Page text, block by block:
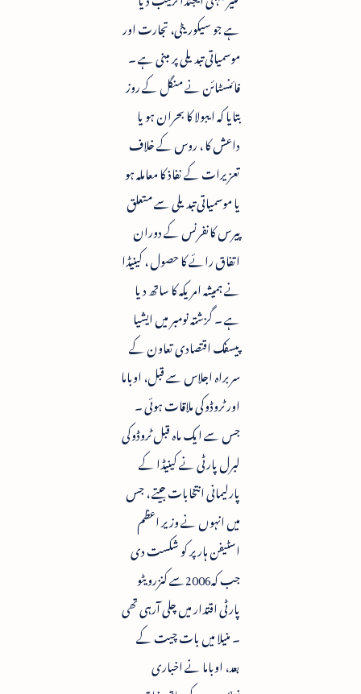
ہے جو سیکوریٹی، تجارت اور
موسمیاتی تبدیلی پر مبنی ہے ۔
فائنسٹائن نے منگل کے روز
بتایا کہ ایبولا کا بحران ہو یا
داعش کا ، روس کے خلاف
تعزیرات کے نفاذ کا معاملہ ہو
یا موسمیاتی تبدیلی سے متعلق
پیرس کانفرنس کے دوران
اتفاق رائے کا حصول ، کینیڈا
نے ہمیشہ امریکہ کا ساتھ دیا
ہے ۔ گزشتہ نومبر میں ایشیا
پیسفک اقتصادی تعاون کے
سربراہ اجلاس سے قبل، اوباما
اور ٹروڈوکی ملاقات ہوئی ۔
جس سے ایک ماہ قبل ٹروڈوکی
لبرل پارٹی نے کینیڈا کے
پارلیمانی انتخابات جیتے ، جس
میں انہوں نے وزیر اعظم
اسٹیفن ہار پر کو شکست دی
جب کہ2006سے کنزرویٹو
پارٹی اقتدار میں چلی آرہی تھی
۔ منیلا میں بات چیت کے
بعد، اوباما نے اخباری